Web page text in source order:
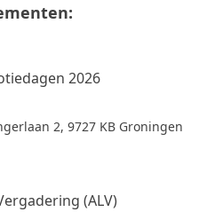
2026
2, 9727 KB Groningen
(ALV)